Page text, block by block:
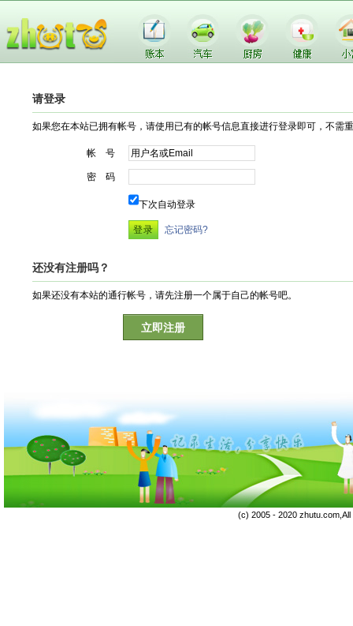
请登录
如果您在本站已拥有帐号，请使用已有的帐号信息直接进行登录即可，不需
帐 号
密 码
下次自动登录
忘记密码?
还没有注册吗？
如果还没有本站的通行帐号，请先注册一个属于自己的帐号吧。
立即注册
(c) 2005 - 2020